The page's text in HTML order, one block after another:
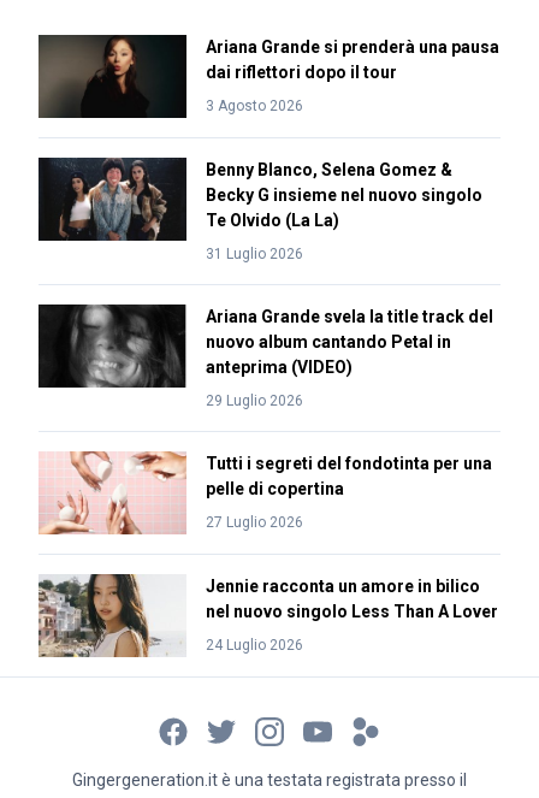
Ariana Grande si prenderà una pausa
dai riflettori dopo il tour
3 Agosto 2026
Benny Blanco, Selena Gomez &
Becky G insieme nel nuovo singolo
Te Olvido (La La)
31 Luglio 2026
Ariana Grande svela la title track del
nuovo album cantando Petal in
anteprima (VIDEO)
29 Luglio 2026
Tutti i segreti del fondotinta per una
pelle di copertina
27 Luglio 2026
Jennie racconta un amore in bilico
nel nuovo singolo Less Than A Lover
24 Luglio 2026
Gingergeneration.it è una testata registrata presso il